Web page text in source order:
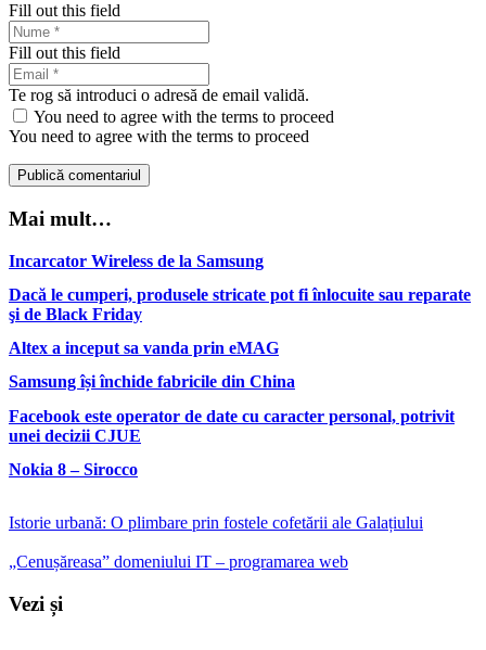
Fill out this field
Fill out this field
Te rog să introduci o adresă de email validă.
You need to agree with the terms to proceed
You need to agree with the terms to proceed
Publică comentariul
Mai mult…
Incarcator Wireless de la Samsung
Dacă le cumperi, produsele stricate pot fi înlocuite sau reparate
şi de Black Friday
Altex a inceput sa vanda prin eMAG
Samsung își închide fabricile din China
Facebook este operator de date cu caracter personal, potrivit
unei decizii CJUE
Nokia 8 – Sirocco
Istorie urbană: O plimbare prin fostele cofetării ale Galațiului
„Cenușăreasa” domeniului IT – programarea web
Vezi și